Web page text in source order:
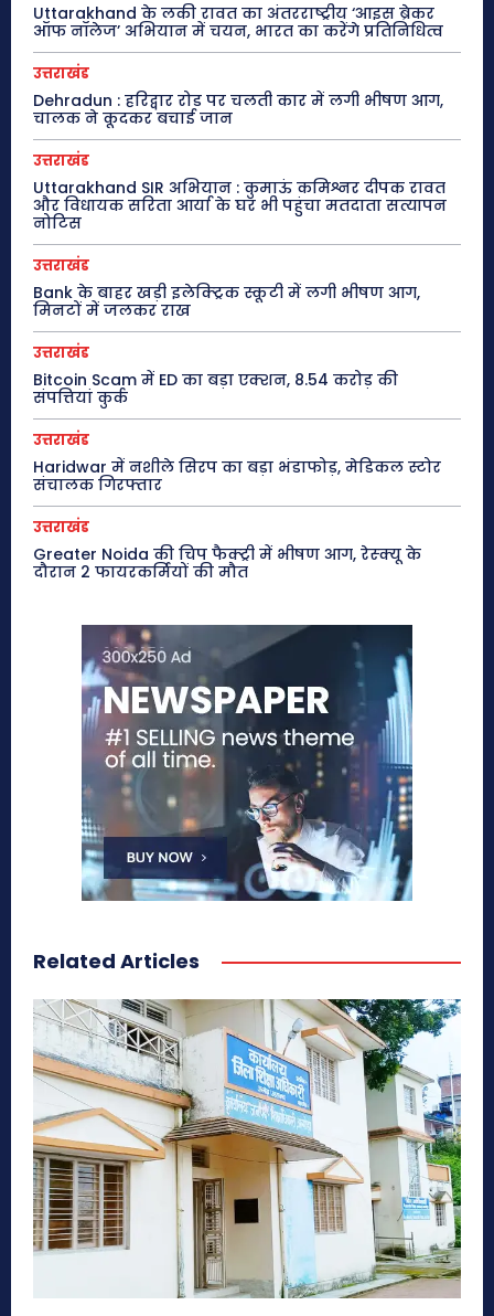
Uttarakhand के लकी रावत का अंतरराष्ट्रीय ‘आइस ब्रेकर
ऑफ नॉलेज’ अभियान में चयन, भारत का करेंगे प्रतिनिधित्व
उत्तराखंड
Dehradun : हरिद्वार रोड पर चलती कार में लगी भीषण आग,
चालक ने कूदकर बचाई जान
उत्तराखंड
Uttarakhand SIR अभियान : कुमाऊं कमिश्नर दीपक रावत
और विधायक सरिता आर्या के घर भी पहुंचा मतदाता सत्यापन
नोटिस
उत्तराखंड
Bank के बाहर खड़ी इलेक्ट्रिक स्कूटी में लगी भीषण आग,
मिनटों में जलकर राख
उत्तराखंड
Bitcoin Scam में ED का बड़ा एक्शन, 8.54 करोड़ की
संपत्तियां कुर्क
उत्तराखंड
Haridwar में नशीले सिरप का बड़ा भंडाफोड़, मेडिकल स्टोर
संचालक गिरफ्तार
उत्तराखंड
Greater Noida की चिप फैक्ट्री में भीषण आग, रेस्क्यू के
दौरान 2 फायरकर्मियों की मौत
Related Articles